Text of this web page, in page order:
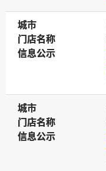
城市
城市
门店名称
门店名称
信息公示
信息公示
城市
城市
门店名称
门店名称
信息公示
信息公示